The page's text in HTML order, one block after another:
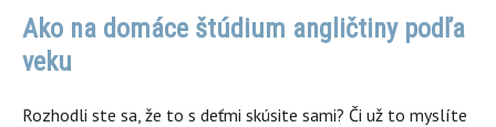
Ako na domáce štúdium angličtiny podľa
veku
Rozhodli ste sa, že to s deťmi skúsite sami? Či už to myslíte